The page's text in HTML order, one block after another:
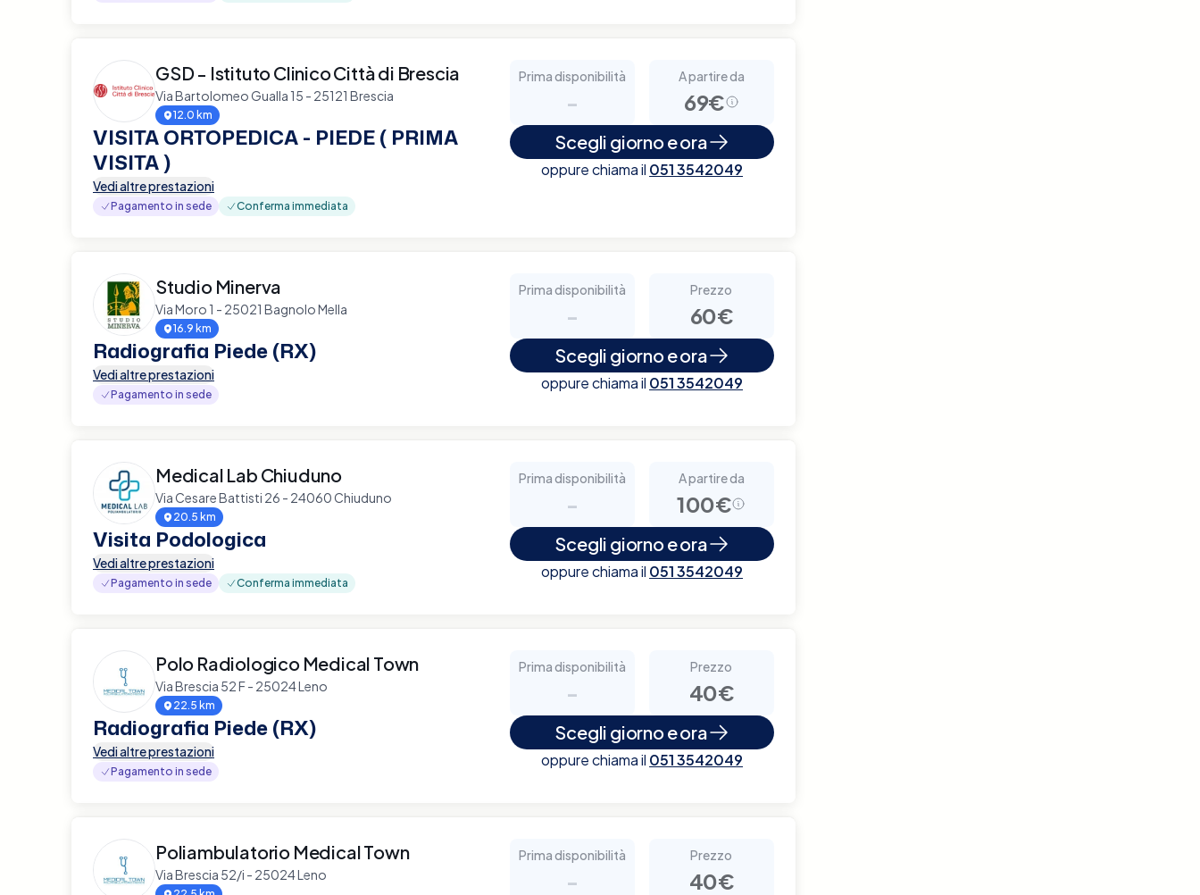
GSD - Istituto Clinico Città di Brescia
Via Bartolomeo Gualla 15 - 25121 Brescia
12.0 km
VISITA ORTOPEDICA - PIEDE ( PRIMA
VISITA )
Vedi altre prestazioni
Pagamento in sede Conferma immediata
Prima disponibilità
-
A partire da
69€
Scegli giorno e ora
oppure chiama il 051 3542049
Studio Minerva
Via Moro 1 - 25021 Bagnolo Mella
16.9 km
Radiografia Piede (RX)
Vedi altre prestazioni
Pagamento in sede
Prima disponibilità
-
Prezzo
60€
Scegli giorno e ora
oppure chiama il 051 3542049
Medical Lab Chiuduno
Via Cesare Battisti 26 - 24060 Chiuduno
20.5 km
Visita Podologica
Vedi altre prestazioni
Pagamento in sede Conferma immediata
Prima disponibilità
-
A partire da
100€
Scegli giorno e ora
oppure chiama il 051 3542049
Polo Radiologico Medical Town
Via Brescia 52 F - 25024 Leno
22.5 km
Radiografia Piede (RX)
Vedi altre prestazioni
Pagamento in sede
Prima disponibilità
-
Prezzo
40€
Scegli giorno e ora
oppure chiama il 051 3542049
Poliambulatorio Medical Town
Via Brescia 52/i - 25024 Leno
Prima disponibilità
-
Prezzo
40€